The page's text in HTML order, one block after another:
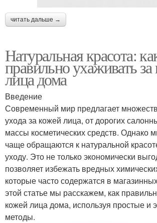
читать дальше →
Натуральная красота:
правильно ухаживать
лица дома
Введение
Современный мир предлагает
ухода за кожей лица, от дорогих
массы косметических средств. Однако
чаще обращаются к натуральной
уходу. Это не только экономически
позволяет избежать вредных
которые часто содержатся в
этой статье мы расскажем, как
кожей лица дома, используя простые
методы.